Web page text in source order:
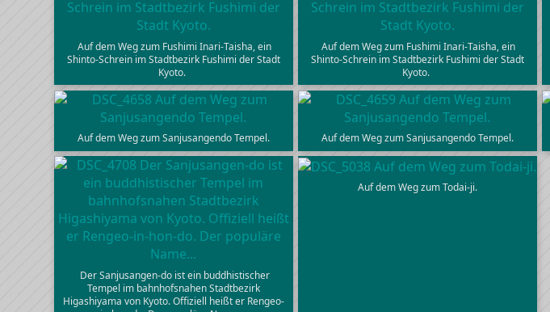
Auf dem Weg zum Fushimi Inari-Taisha, ein
Shinto-Schrein im Stadtbezirk Fushimi der Stadt
Kyoto.
Auf dem Weg zum Fushimi Inari-Taisha, ein
Shinto-Schrein im Stadtbezirk Fushimi der Stadt
Kyoto.
Auf dem Weg zum Sanjusangendo Tempel. Auf dem Weg zum Sanjusangendo Tempel.
Der Sanjusangen-do ist ein buddhistischer
Tempel im bahnhofsnahen Stadtbezirk
Higashiyama von Kyoto. Offiziell heißt er Rengeo-
Auf dem Weg zum Todai-ji.